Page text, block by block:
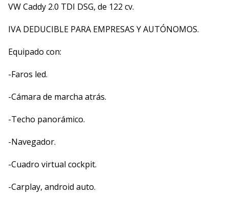
VW Caddy 2.0 TDI DSG, de 122 cv.
IVA DEDUCIBLE PARA EMPRESAS Y AUTÓNOMOS.
Equipado con:
-Faros led.
-Cámara de marcha atrás.
-Techo panorámico.
-Navegador.
-Cuadro virtual cockpit.
-Carplay, android auto.